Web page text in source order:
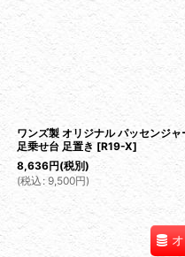
ワンズ製 オリジナル パッセンジ
足乗せ台 足置き [R19-X]
8,636円(税別)
(税込 : 9,500円)